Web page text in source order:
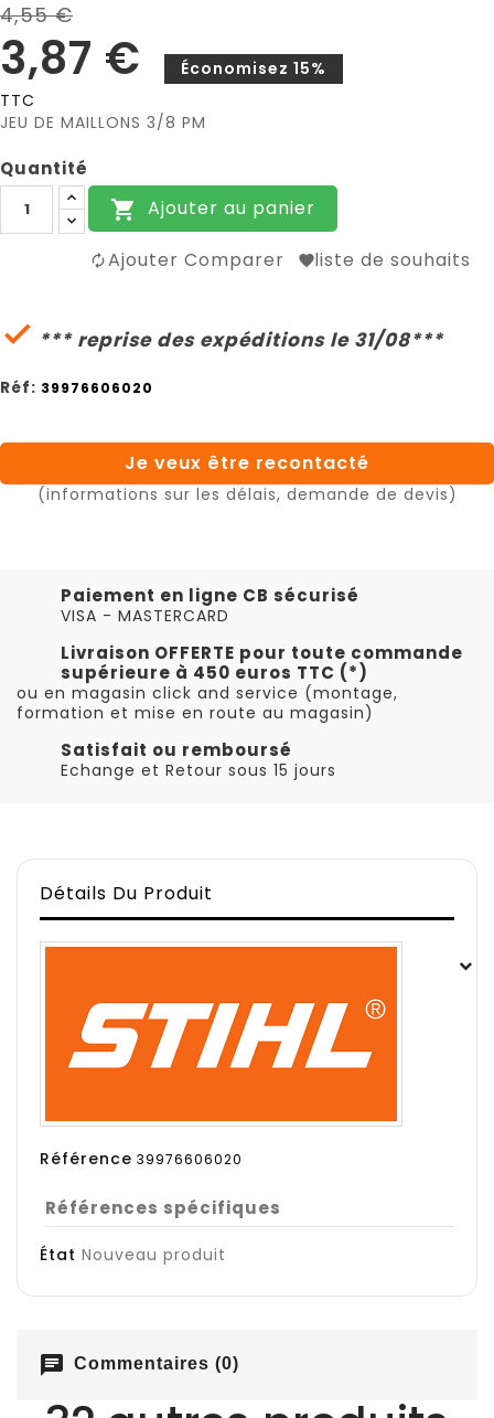
4,55 €
3,87 €
Économisez 15%
TTC
JEU DE MAILLONS 3/8 PM
Quantité
 Ajouter au panier
Ajouter Comparer liste de souhaits
 *** reprise des expéditions le 31/08***
Réf: 39976606020
Je veux être recontacté
(informations sur les délais, demande de devis)
Paiement en ligne CB sécurisé
VISA - MASTERCARD
Livraison OFFERTE pour toute commande
supérieure à 450 euros TTC (*)
ou en magasin click and service (montage,
formation et mise en route au magasin)
Satisfait ou remboursé
Echange et Retour sous 15 jours
Détails Du Produit
Référence 39976606020
Références spécifiques
État Nouveau produit
chat Commentaires (0)